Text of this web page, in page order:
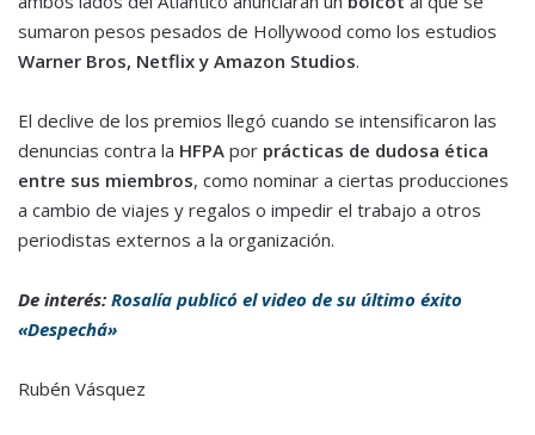
sumaron pesos pesados de Hollywood como los estudios
Warner Bros, Netflix y Amazon Studios.
El declive de los premios llegó cuando se intensificaron las
denuncias contra la HFPA por prácticas de dudosa ética
entre sus miembros, como nominar a ciertas producciones
a cambio de viajes y regalos o impedir el trabajo a otros
periodistas externos a la organización.
De interés: Rosalía publicó el video de su último éxito
«Despechá»
Rubén Vásquez